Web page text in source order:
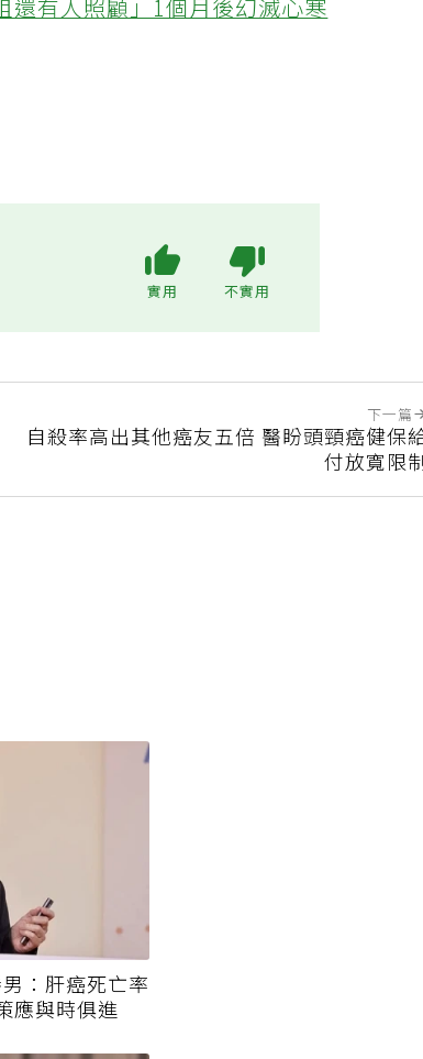
有人照顧」1個月後幻滅心寒
下一篇
自殺率高出其他癌友五倍 醫盼頭頸癌健保
付放寬限
：肝癌死亡率
應與時俱進